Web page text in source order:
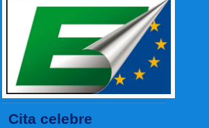
Cita celebre